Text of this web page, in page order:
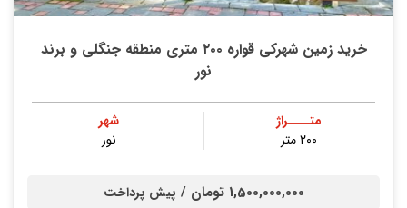
خرید زمین شهرکی قواره ۲۰۰ متری منطقه جنگلی و برند
نور
متــــراژ
۲۰۰ متر
شهر
نور
1,500,000,000 تومان / پیش پرداخت